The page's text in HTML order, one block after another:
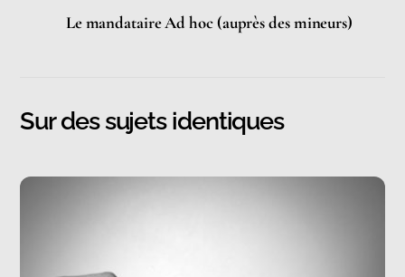
Le mandataire Ad hoc (auprès des mineurs)
Sur des sujets identiques